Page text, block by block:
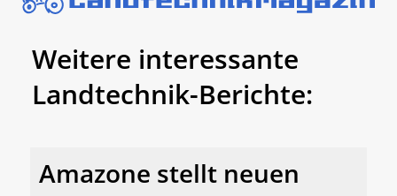
Weitere interessante
Landtechnik-Berichte:
Amazone stellt neuen